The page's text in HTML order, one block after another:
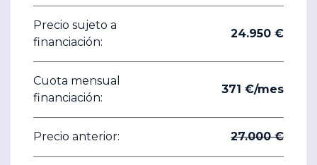
Precio sujeto a
financiación:
24.950 €
Cuota mensual
financiación:
371 €/mes
Precio anterior: 27.000 €